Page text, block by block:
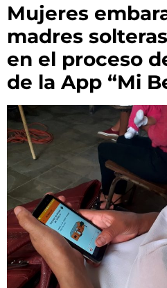
Mujeres
madres
en el proceso
de la App “Mi